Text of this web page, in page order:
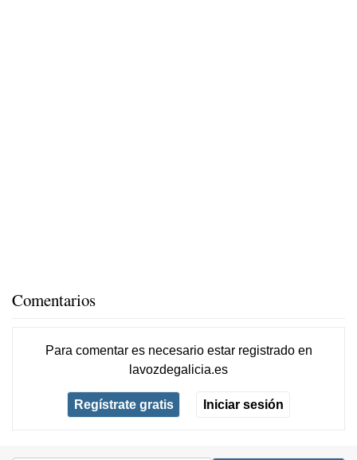
Comentarios
Para comentar es necesario estar registradoen
lavozdegalicia.es
Regístrate gratis Iniciar sesión